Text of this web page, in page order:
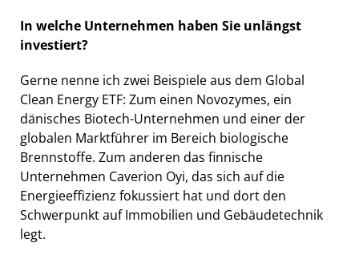
In welche Unternehmen haben Sie unlängst
investiert?
Gerne nenne ich zwei Beispiele aus dem Global
Clean Energy ETF: Zum einen Novozymes, ein
dänisches Biotech-Unternehmen und einer der
globalen Marktführer im Bereich biologische
Brennstoffe. Zum anderen das finnische
Unternehmen Caverion Oyi, das sich auf die
Energieeffizienz fokussiert hat und dort den
Schwerpunkt auf Immobilien und Gebäudetechnik
legt.